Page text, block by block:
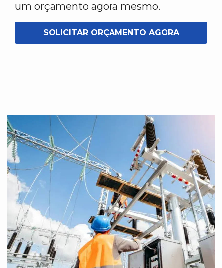
um orçamento agora mesmo.
SOLICITAR ORÇAMENTO AGORA